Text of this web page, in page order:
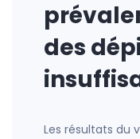
des
Les résultats du